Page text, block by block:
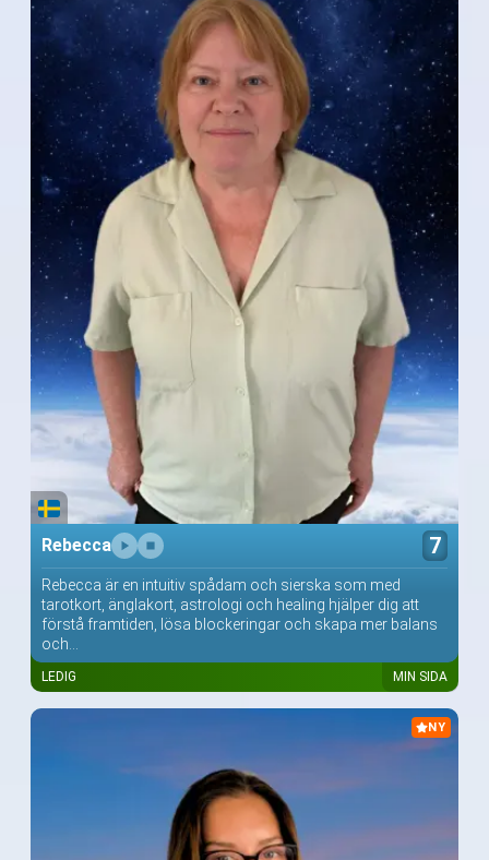
Rebecca 7
Rebecca är en intuitiv spådam och sierska som med
tarotkort, änglakort, astrologi och healing hjälper dig att
förstå framtiden, lösa blockeringar och skapa mer balans
och...
LEDIG MIN SIDA
NY